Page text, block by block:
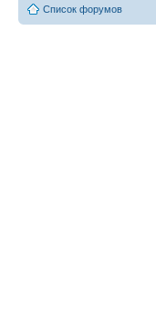
Список форумов